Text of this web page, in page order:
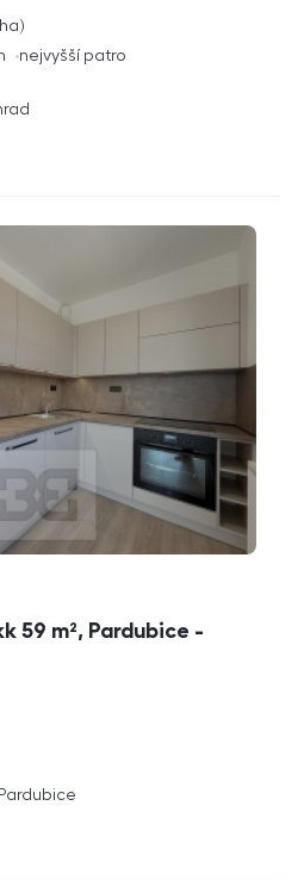
nejvyšší patro
59 m², Pardubice -